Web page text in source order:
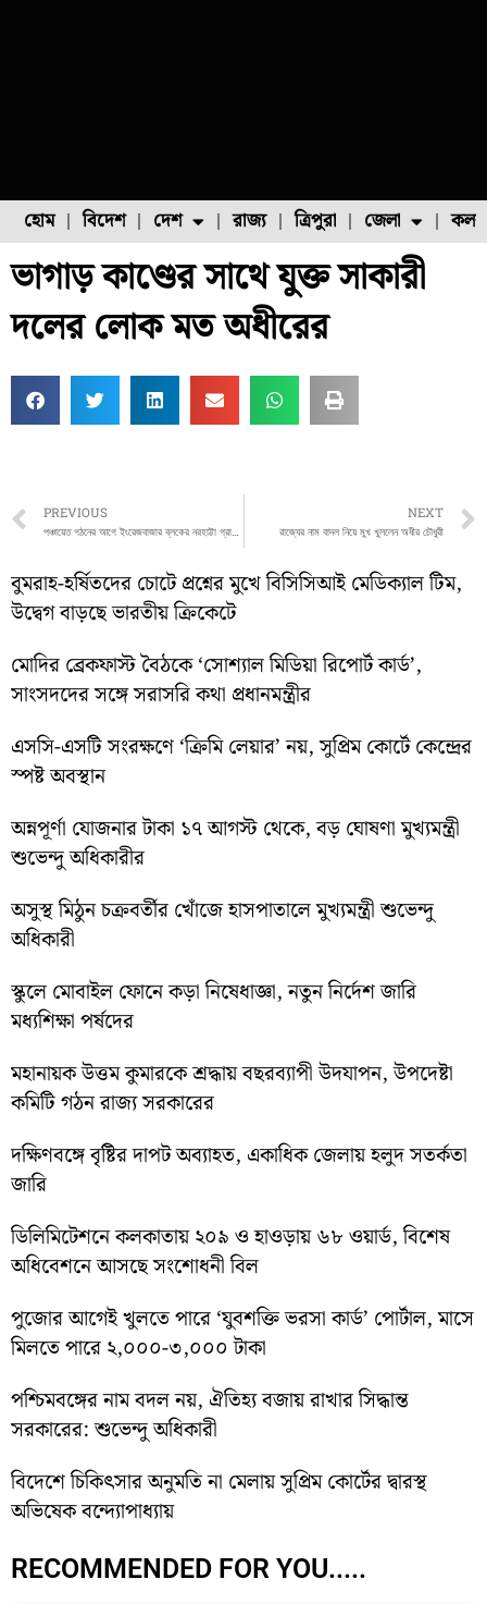
হোম বিদেশ দেশ
ফুল চাষ ফল চাষ মাছ চাষ
রাজ্য ত্রিপুরা জেলা
উত্তর ২৪ পরগনা
ভাগাড় কাণ্ডের সাথে যুক্ত সাকারী
দলের লোক মত অধীরের
Prev
PREVIOUS
পঞ্চায়েত গঠনের আগে ইংরেজবাজার ব্লকের নরহাট্টা গ্রামে আবার বিরোধী শিবিরে ফাটল
NEXT
রাজ্যের নাম বাদল নিয়ে মুখ খুললেন অধীর চৌধুরী
বুমরাহ-হর্ষিতদের চোটে প্রশ্নের মুখে বিসিসিআই মেডিক্যাল টিম,
উদ্বেগ বাড়ছে ভারতীয় ক্রিকেটে
মোদির ব্রেকফাস্ট বৈঠকে ‘সোশ্যাল মিডিয়া রিপোর্ট কার্ড’,
সাংসদদের সঙ্গে সরাসরি কথা প্রধানমন্ত্রীর
এসসি-এসটি সংরক্ষণে ‘ক্রিমি লেয়ার’ নয়, সুপ্রিম কোর্টে কেন্দ্রের
স্পষ্ট অবস্থান
অন্নপূর্ণা যোজনার টাকা ১৭ আগস্ট থেকে, বড় ঘোষণা মুখ্যমন্ত্রী
শুভেন্দু অধিকারীর
অসুস্থ মিঠুন চক্রবর্তীর খোঁজে হাসপাতালে মুখ্যমন্ত্রী শুভেন্দু
অধিকারী
স্কুলে মোবাইল ফোনে কড়া নিষেধাজ্ঞা, নতুন নির্দেশ জারি
মধ্যশিক্ষা পর্ষদের
মহানায়ক উত্তম কুমারকে শ্রদ্ধায় বছরব্যাপী উদযাপন, উপদেষ্টা
কমিটি গঠন রাজ্য সরকারের
দক্ষিণবঙ্গে বৃষ্টির দাপট অব্যাহত, একাধিক জেলায় হলুদ সতর্কতা
জারি
ডিলিমিটেশনে কলকাতায় ২০৯ ও হাওড়ায় ৬৮ ওয়ার্ড, বিশেষ
অধিবেশনে আসছে সংশোধনী বিল
পুজোর আগেই খুলতে পারে ‘যুবশক্তি ভরসা কার্ড’ পোর্টাল, মাসে
মিলতে পারে ২,০০০-৩,০০০ টাকা
পশ্চিমবঙ্গের নাম বদল নয়, ঐতিহ্য বজায় রাখার সিদ্ধান্ত
সরকারের: শুভেন্দু অধিকারী
বিদেশে চিকিৎসার অনুমতি না মেলায় সুপ্রিম কোর্টের দ্বারস্থ
অভিষেক বন্দ্যোপাধ্যায়
RECOMMENDED FOR YOU.....